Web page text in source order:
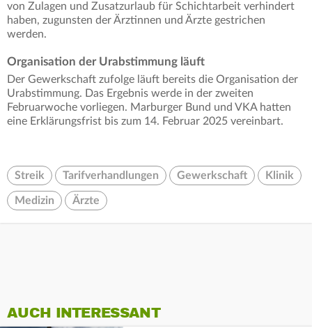
von Zulagen und Zusatzurlaub für Schichtarbeit verhindert
haben, zugunsten der Ärztinnen und Ärzte gestrichen
werden.
Organisation der Urabstimmung läuft
Der Gewerkschaft zufolge läuft bereits die Organisation der
Urabstimmung. Das Ergebnis werde in der zweiten
Februarwoche vorliegen. Marburger Bund und VKA hatten
eine Erklärungsfrist bis zum 14. Februar 2025 vereinbart.
Streik Tarifverhandlungen Gewerkschaft Klinik
Medizin Ärzte
AUCH INTERESSANT